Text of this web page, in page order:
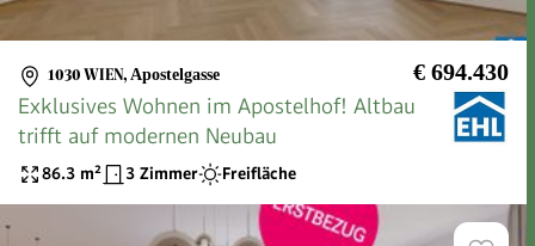
1030 WIEN, Apostelgasse € 694.430
Exklusives Wohnen im Apostelhof! Altbau
trifft auf modernen Neubau
86.3 m² 3 Zimmer Freifläche